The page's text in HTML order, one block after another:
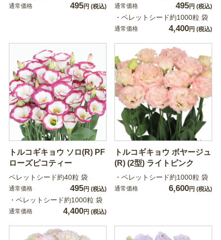
通常価格 495円 (税込) 通常価格 495円 (税込)
・ペレットシード約1000粒 袋
通常価格 4,400円 (税込)
トルコギキョウ ソロ(R) PF
ローズピコティー
ペレットシード約40粒 袋
通常価格 495円 (税込)
・ペレットシード約1000粒 袋
通常価格 4,400円 (税込)
トルコギキョウ ボヤージュ
(R) (2型) ライトピンク
・ペレットシード約1000粒 袋
通常価格 6,600円 (税込)